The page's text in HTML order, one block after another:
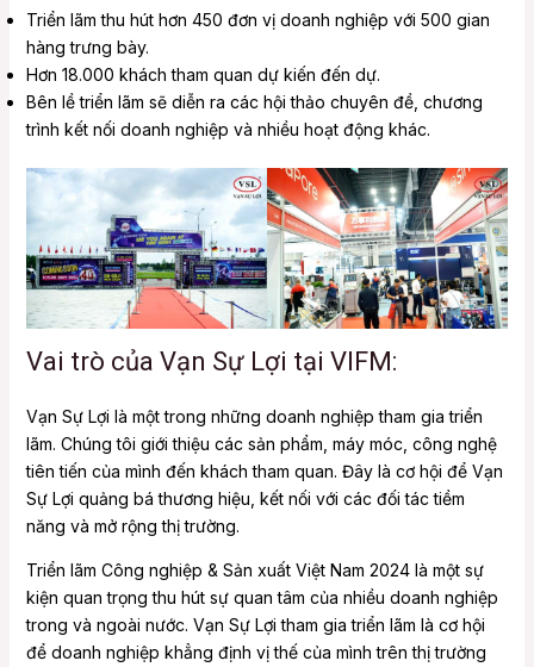
Triển lãm thu hút hơn 450 đơn vị doanh nghiệp với 500 gian
hàng trưng bày.
Hơn 18.000 khách tham quan dự kiến đến dự.
Bên lề triển lãm sẽ diễn ra các hội thảo chuyên đề, chương
trình kết nối doanh nghiệp và nhiều hoạt động khác.
Vai trò của Vạn Sự Lợi tại VIFM:
Vạn Sự Lợi là một trong những doanh nghiệp tham gia triển
lãm. Chúng tôi giới thiệu các sản phẩm, máy móc, công nghệ
tiên tiến của mình đến khách tham quan. Đây là cơ hội để Vạn
Sự Lợi quảng bá thương hiệu, kết nối với các đối tác tiềm
năng và mở rộng thị trường.
Triển lãm Công nghiệp & Sản xuất Việt Nam 2024 là một sự
kiện quan trọng thu hút sự quan tâm của nhiều doanh nghiệp
trong và ngoài nước. Vạn Sự Lợi tham gia triển lãm là cơ hội
để doanh nghiệp khẳng định vị thế của mình trên thị trường